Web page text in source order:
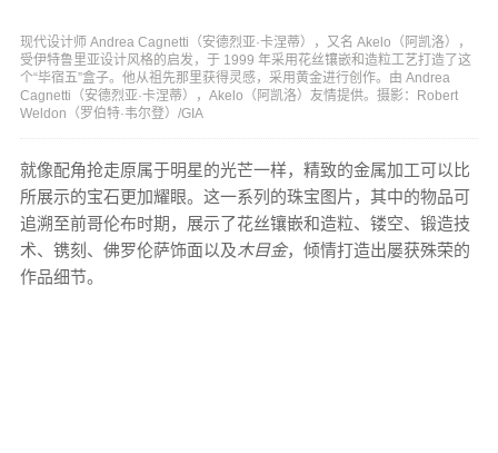
现代设计师 Andrea Cagnetti（安德烈亚·卡涅蒂），又名 Akelo（阿凯洛），
受伊特鲁里亚设计风格的启发，于 1999 年采用花丝镶嵌和造粒工艺打造了这
个“毕宿五”盒子。他从祖先那里获得灵感，采用黄金进行创作。由 Andrea
Cagnetti（安德烈亚·卡涅蒂），Akelo（阿凯洛）友情提供。摄影：Robert
Weldon（罗伯特·韦尔登）/GIA
就像配角抢走原属于明星的光芒一样，精致的金属加工可以比
所展示的宝石更加耀眼。这一系列的珠宝图片，其中的物品可
追溯至前哥伦布时期，展示了花丝镶嵌和造粒、镂空、锻造技
术、镌刻、佛罗伦萨饰面以及木目金，倾情打造出屡获殊荣的
作品细节。